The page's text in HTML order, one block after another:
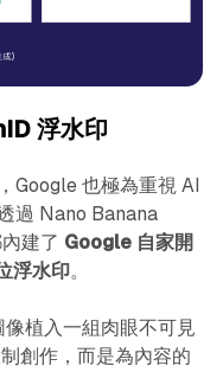
浮水印
Google 也極為重視 AI
過 Nano Banana
建了 Google 自家開
浮水印。
植入一組肉眼不可見
制創作，而是為內容的